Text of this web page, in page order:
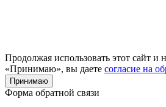
Продолжая использовать этот сайт и
«Принимаю», вы даете согласие на
Принимаю
Форма обратной связи